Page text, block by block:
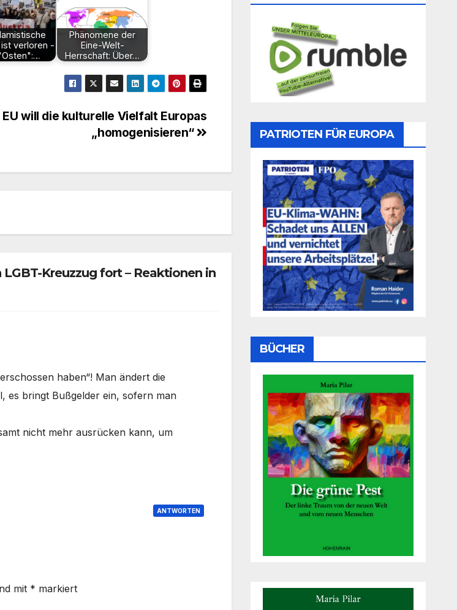
verloren -
Phänomene der
Eine-Welt-
Herrschaft: Über…
EU will die kulturelle Vielfalt Europas
„homogenisieren“
Kreuzzug fort – Reaktionen in
haben“! Man ändert die
es bringt Bußgelder ein, sofern man
nicht mehr ausrücken kann, um
ANTWORTEN
mit * markiert
PATRIOTEN FÜR EUROPA
BÜCHER